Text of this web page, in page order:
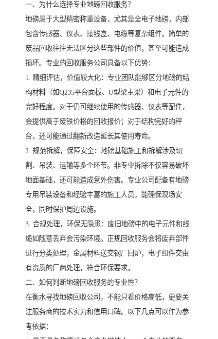
一、为什么选择专业地磅回收服务？
地磅属于大型精密称重设备，尤其是全电子地磅，内部
包含传感器、仪表、接线盒、电缆等复杂组件。简单的
废品回收往往无法区分这些部件的价值，甚至可能造成
损坏。专业的回收服务公司具备以下优势：
1. 精细评估，价值较大化：专业团队能够区分地磅的结
构材料（如Q235平台面板、U型梁主梁）和电子元件的
完好程度。对于仍可继续使用的传感器、仪表等配件，
会提供高于废铁价格的回收报价；对于结构完好的秤
台，还可能通过翻新改造延长其使用寿命。
2. 规范拆解，保障安全：地磅基础施工和拆解涉及切
割、吊装、运输等多个环节。非专业拆除不仅容易破坏
地面基础，还可能造成意外伤害。专业公司配备有地磅
专用吊装设备和经验丰富的施工人员，能确保现场安
全，同时保护周边设施。
3. 合规处理，环保无隐患：废旧地磅中的电子元件和线
缆如随意丢弃会污染环境。正规回收服务会将废弃部件
进行分类处理，金属材料送交钢厂回炉，电子组件交由
有资质的厂商处理，符合环保要求。
二、如何判断地磅回收服务的专业性？
在衡水寻找地磅回收公司，不能只看价格高低，更要关
注服务商的技术实力和信用口碑。以下几点可以作为参
考依据：